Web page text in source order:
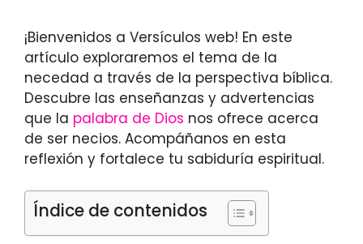
¡Bienvenidos a Versículos web! En este
artículo exploraremos el tema de la
necedad a través de la perspectiva bíblica.
Descubre las enseñanzas y advertencias
que la palabra de Dios nos ofrece acerca
de ser necios. Acompáñanos en esta
reflexión y fortalece tu sabiduría espiritual.
Índice de contenidos